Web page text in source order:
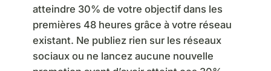
atteindre 30% de votre objectif dans les
premières 48 heures grâce à votre réseau
existant. Ne publiez rien sur les réseaux
sociaux ou ne lancez aucune nouvelle